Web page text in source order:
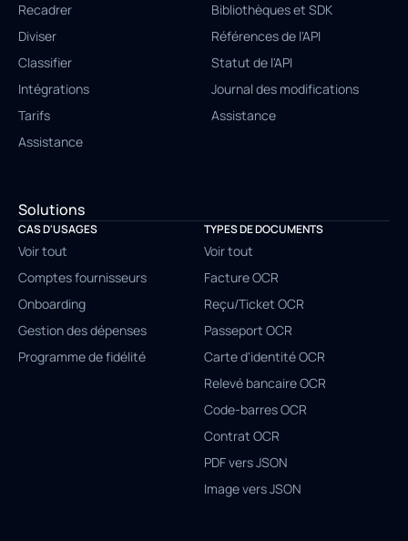
Recadrer
Diviser
Classifier
Intégrations
Tarifs
Assistance
Solutions
CAS D'USAGES
Voir tout
Comptes fournisseurs
Onboarding
Gestion des dépenses
Programme de fidélité
TYPES DE DOCUMENTS
Voir tout
Facture OCR
Reçu/Ticket OCR
Passeport OCR
Carte d'identité OCR
Relevé bancaire OCR
Code-barres OCR
Contrat OCR
PDF vers JSON
Image vers JSON
Bibliothèques et SDK
Références de l'API
Statut de l'API
Journal des modifications
Assistance